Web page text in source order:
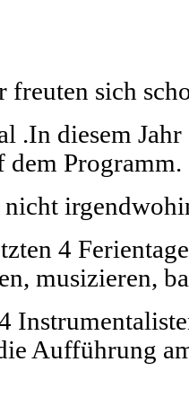
sich
.In diesem
dem Programm.
4
musizieren,
Aufführung